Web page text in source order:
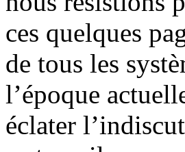
ces quelques
de tous les
l’époque
éclater